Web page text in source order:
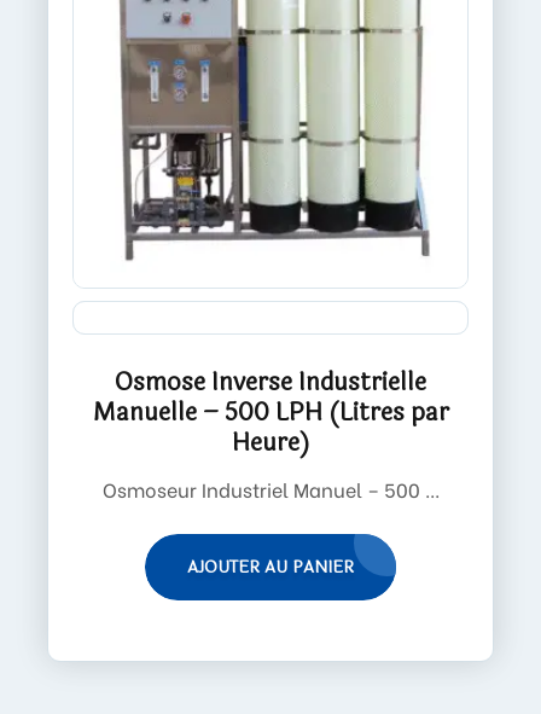
Osmose Inverse Industrielle
Manuelle – 500 LPH (Litres par
Heure)
Osmoseur Industriel Manuel – 500 ...
AJOUTER AU PANIER